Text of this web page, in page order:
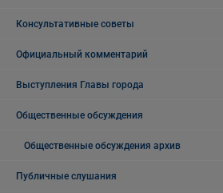
Консультативные советы
Официальный комментарий
Выступления Главы города
Общественные обсуждения
Общественные обсуждения архив
Публичные слушания